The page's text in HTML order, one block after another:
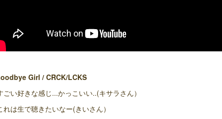
Girl / CRCK/LCKS
ごい好きな感じ...かっこいい..(キサラさん）
れは生で聴きたいなー(きいさん）